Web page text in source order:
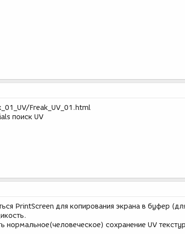
Freak_UV_01.html
поиск UV
PrintScreen для копирования экрана в буфер
сохранение UV